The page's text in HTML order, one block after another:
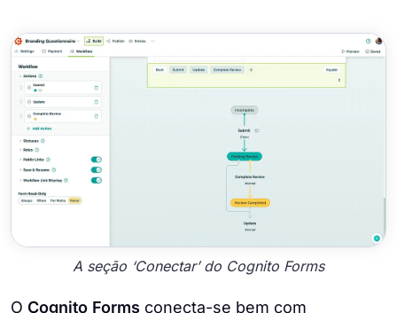
A seção ‘Conectar’ do Cognito Forms
O Cognito Forms conecta-se bem com